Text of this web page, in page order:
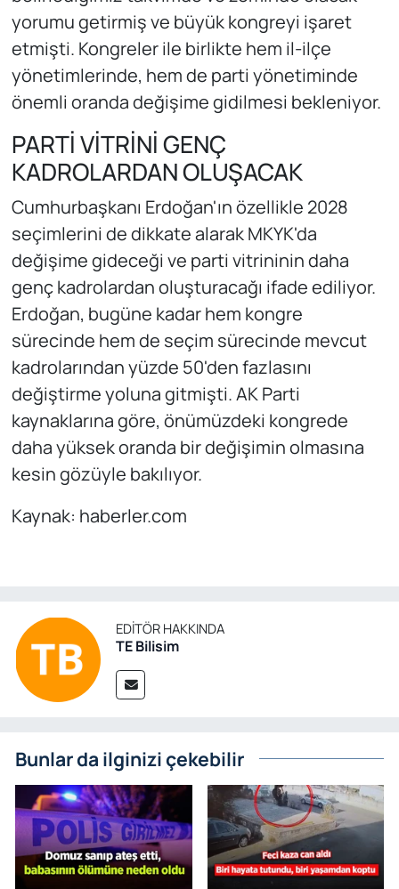
yorumu getirmiş ve büyük kongreyi işaret
etmişti. Kongreler ile birlikte hem il-ilçe
yönetimlerinde, hem de parti yönetiminde
önemli oranda değişime gidilmesi bekleniyor.
PARTİ VİTRİNİ GENÇ
KADROLARDAN OLUŞACAK
Cumhurbaşkanı Erdoğan'ın özellikle 2028
seçimlerini de dikkate alarak MKYK'da
değişime gideceği ve parti vitrininin daha
genç kadrolardan oluşturacağı ifade ediliyor.
Erdoğan, bugüne kadar hem kongre
sürecinde hem de seçim sürecinde mevcut
kadrolarından yüzde 50'den fazlasını
değiştirme yoluna gitmişti. AK Parti
kaynaklarına göre, önümüzdeki kongrede
daha yüksek oranda bir değişimin olmasına
kesin gözüyle bakılıyor.
Kaynak: haberler.com
EDITÖR HAKKINDA
TE Bilisim
Bunlar da ilginizi çekebilir